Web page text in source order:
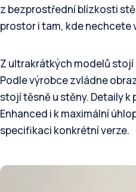
z bezprostřední blízkosti
prostor i tam, kde nechcete
Z ultrakrátkých modelů stojí
Podle výrobce zvládne
stojí těsně u stěny. Detaily k
Enhanced i k maximální
specifikaci konkrétní verze.